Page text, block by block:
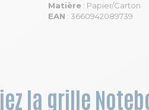
Matière : Papier/Carton
EAN : 3660942089739
la grille